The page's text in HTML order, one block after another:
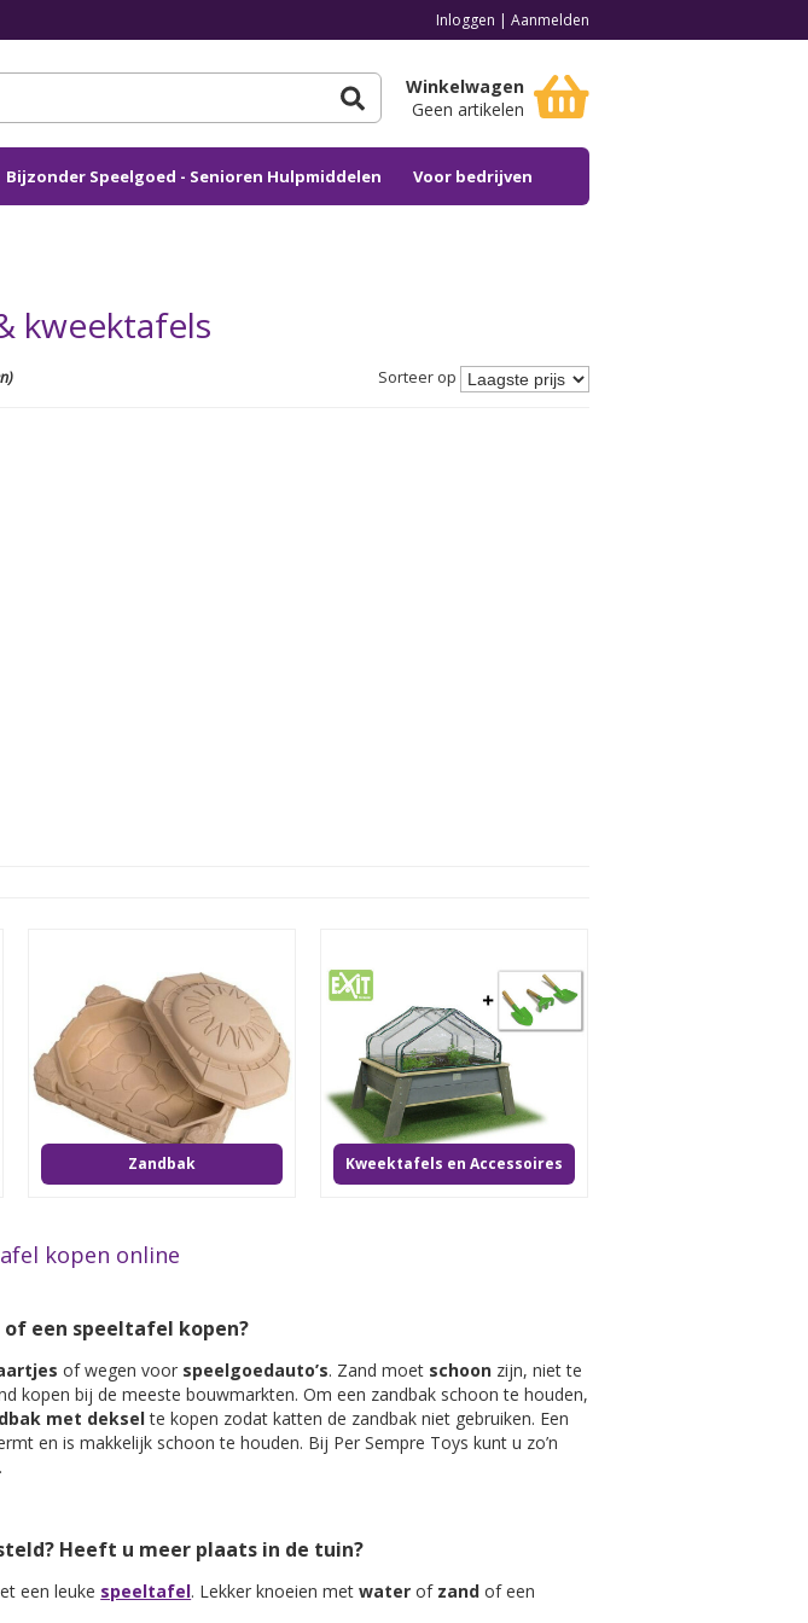
Inloggen | Aanmelden
Winkelwagen
Geen artikelen
Bijzonder Speelgoed - Senioren Hulpmiddelen Voor bedrijven
kweektafels
Sorteer op
Zandbak Kweektafels en Accessoires
kopen online
een speeltafel kopen?
of wegen voor speelgoedauto’s. Zand moet schoon zijn, niet te
kopen bij de meeste bouwmarkten. Om een zandbak schoon te houden,
met dekselte kopen zodat katten de zandbak niet gebruiken. Een
en is makkelijk schoon te houden. Bij Per Sempre Toys kunt u zo’n
Heeft u meer plaats in de tuin?
een leuke speeltafel. Lekker knoeien metwaterof zandof een